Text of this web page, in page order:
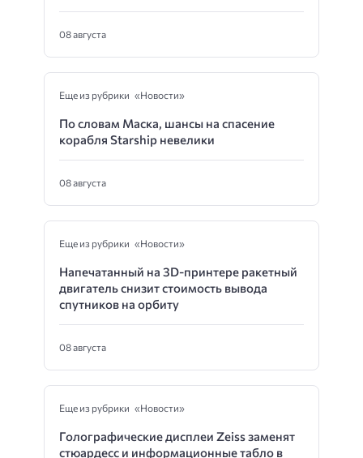
08 августа
Еще из рубрики «Новости»
По словам Маска, шансы на спасение
корабля Starship невелики
08 августа
Еще из рубрики «Новости»
Напечатанный на 3D-принтере ракетный
двигатель снизит стоимость вывода
спутников на орбиту
08 августа
Еще из рубрики «Новости»
Голографические дисплеи Zeiss заменят
стюардесс и информационные табло в